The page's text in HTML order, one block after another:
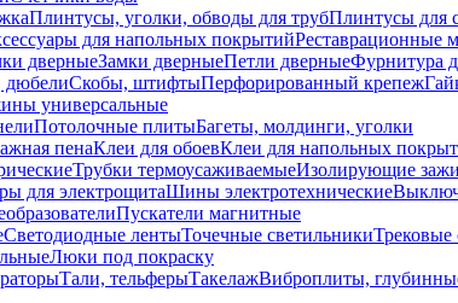
Плинтусы, уголки, обводы для трубПлинтусы для
для напольных покрытийРеставрационные
дверныеЗамки дверныеПетли дверныеФурнитура
дюбелиСкобы, штифтыПерфорированный крепеж
универсальные
Потолочные плитыБагеты, молдинги, уголки
пенаКлеи для обоевКлеи для напольных
Трубки термоусаживаемыеИзолирующие
для электрощитаШины электротехнические
Пускатели магнитные
Светодиодные лентыТочечные светильникиТрековые
Люки под покраску
Тали, тельферыТакелажВиброплиты,